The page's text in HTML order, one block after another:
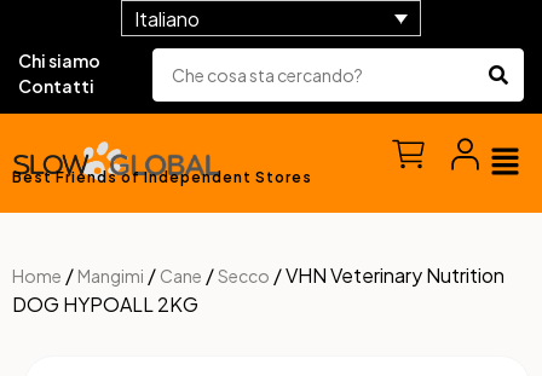
Italiano
Chi siamo
Contatti
Best Friends of Independent Stores
Home / Mangimi / Cane /Secco / VHN Veterinary Nutrition
DOG HYPOALL 2KG